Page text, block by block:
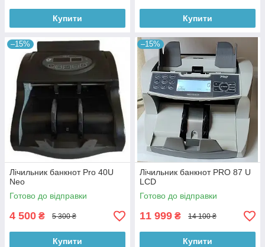
Купити Купити
–15%
Лічильник банкнот Pro 40U
Neo
Готово до відправки
4 500 ₴ 5 300 ₴
Купити
–15%
Лічильник банкнот PRO 87 U
LCD
Готово до відправки
11 999 ₴ 14 100 ₴
Купити